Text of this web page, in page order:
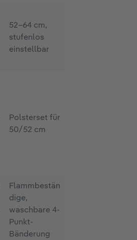
52–64 cm,
stufenlos
einstellbar
Polsterset für
50/52 cm
Flammbestän
dige,
waschbare 4-
Punkt-
Bänderung